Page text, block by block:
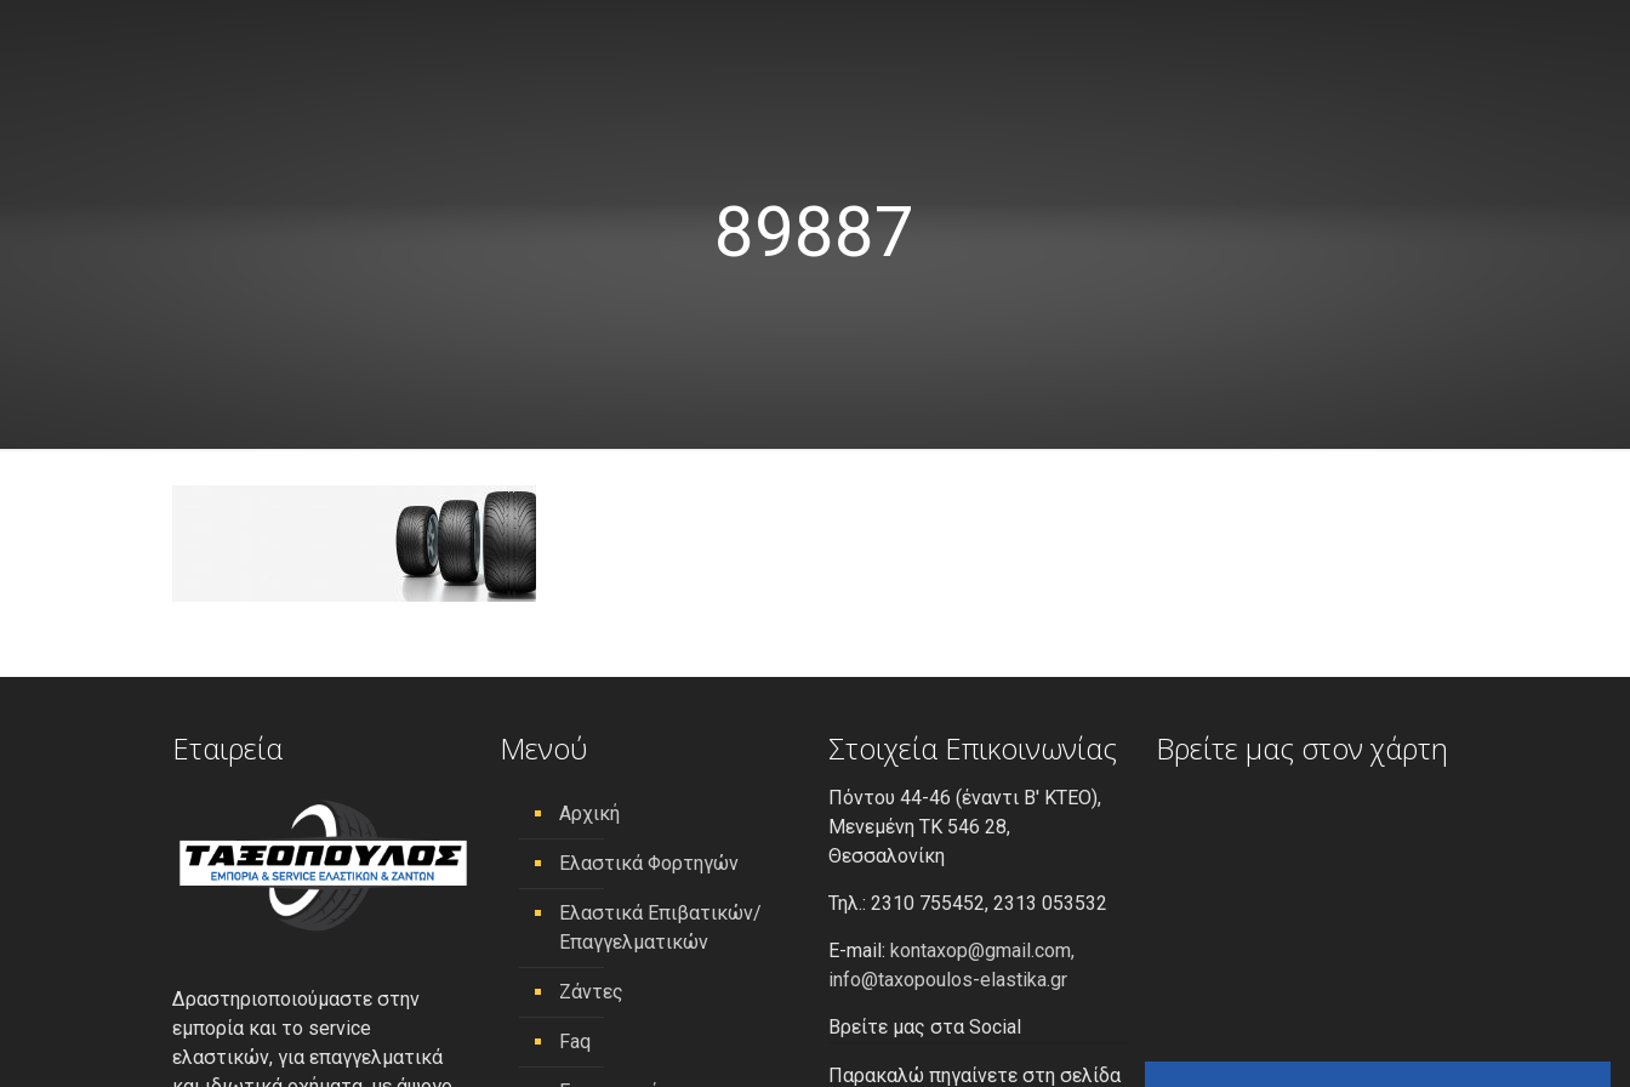
89887
Εταιρεία
Δραστηριοποιούμαστε στην
εμπορία και το service
ελαστικών, για επαγγελματικά
Μενού
Αρχική
Ελαστικά Φορτηγών
Ελαστικά Επιβατικών/
Επαγγελματικών
Ζάντες
Faq
Στοιχεία Επικοινωνίας
Πόντου 44-46 (έναντι Β' ΚΤΕΟ),
Μενεμένη ΤΚ 546 28,
Θεσσαλονίκη
Τηλ.: 2310 755452, 2313 053532
E-mail: kontaxop@gmail.com,
info@taxopoulos-elastika.gr
Βρείτε μας στα Social
Παρακαλώ πηγαίνετε στη σελίδα
Βρείτε μας στον χάρτη